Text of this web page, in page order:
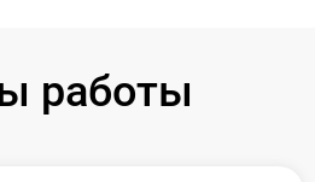
работы